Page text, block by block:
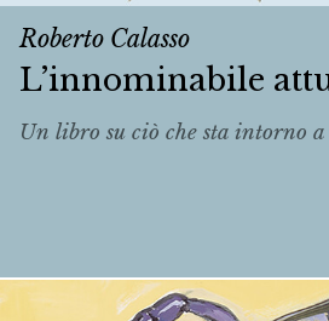
Roberto Calasso
L’innominabile
Un libro su ciò che sta intorno